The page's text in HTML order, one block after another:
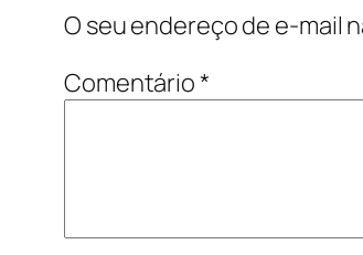
O seu endereço de e-mail
Comentário*